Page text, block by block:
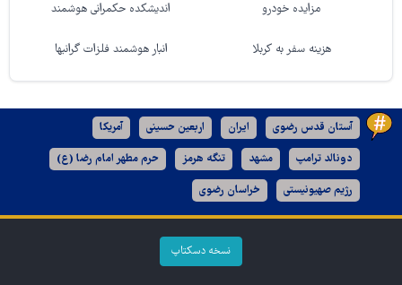
مزایده خودرو اندیشکده حکمرانی هوشمند
هزینه سفر به کربلا انبار هوشمند فلزات گرانبها
آستان قدس رضوی ایران اربعین حسینی آمریکا
دونالد ترامپ مشهد تنگه هرمز حرم مطهر امام رضا (ع)
رژیم صهیونیستی خراسان رضوی
نسخه دسکتاپ